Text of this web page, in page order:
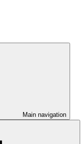
Main navigation